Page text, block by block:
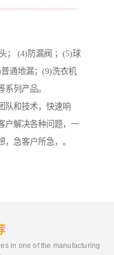
； (4)防漏阀 ；(5)球
通地漏；(9)洗衣机
列产品。
队和技术，快速响
户解决各种问题，一
急客户所急，。
in one of the manufacturing